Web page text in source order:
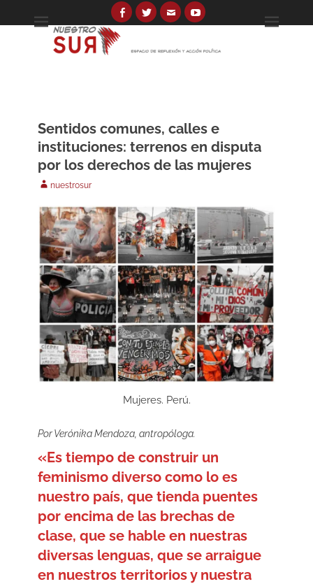
Facebook
TwitterEmailYouTube
Espacio de reflexión y acción política
Sentidos comunes, calles e
instituciones: terrenos en disputa
por los derechos de las mujeres
Author
nuestrosur
Mujeres. Perú.
Por Verónika Mendoza, antropóloga.
«Es tiempo de construir un
feminismo diverso como lo es
nuestro país, que tienda puentes
por encima de las brechas de
clase, que se hable en nuestras
diversas lenguas, que se arraigue
en nuestros territorios y nuestra